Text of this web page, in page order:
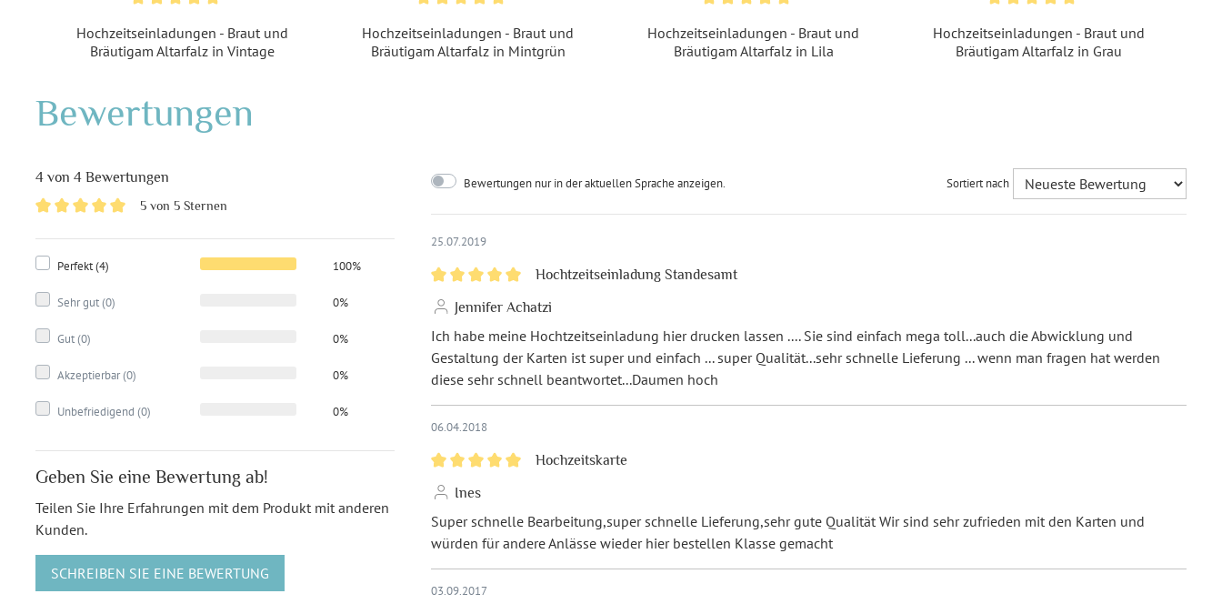
Material: Bilderdruckpapier 300 g / m², Naturpapier 300 g / m²
Hochzeitseinladungen - Braut und
Bräutigam Altarfalz in Vintage
Hochzeitseinladungen - Braut und
Bräutigam Altarfalz in Mintgrün
Hochzeitseinladungen - Braut und
Bräutigam Altarfalz in Lila
Hochzeitseinladungen - Braut und
Bräutigam Altarfalz in Grau
Bewertungen
4 von 4 Bewertungen
5 von 5 Sternen
Perfekt (4) 100%
Sehr gut (0) 0%
Gut (0) 0%
Akzeptierbar (0) 0%
Unbefriedigend (0) 0%
Geben Sie eine Bewertung ab!
Teilen Sie Ihre Erfahrungen mit dem Produkt mit anderen
Kunden.
SCHREIBEN SIE EINE BEWERTUNG
Bewertungen nur in der aktuellen Sprache anzeigen. Sortiert nach
25.07.2019
Hochtzeitseinladung Standesamt
Jennifer Achatzi
Ich habe meine Hochtzeitseinladung hier drucken lassen .... Sie sind einfach mega toll...auch die Abwicklung und
Gestaltung der Karten ist super und einfach ... super Qualität...sehr schnelle Lieferung ... wenn man fragen hat werden
diese sehr schnell beantwortet...Daumen hoch
06.04.2018
Hochzeitskarte
Ines
Super schnelle Bearbeitung,super schnelle Lieferung,sehr gute Qualität Wir sind sehr zufrieden mit den Karten und
würden für andere Anlässe wieder hier bestellen Klasse gemacht
03.09.2017